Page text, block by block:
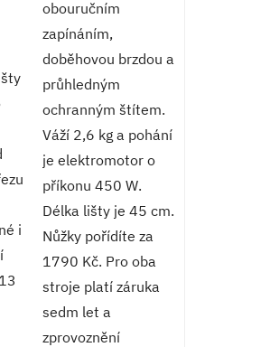
i
obouručním
zapínáním,
doběhovou brzdou a
průhledným
ochranným štítem.
Váží 2,6 kg a pohání
je elektromotor o
příkonu 450 W.
Délka lišty je 45 cm.
Nůžky pořídíte za
1790 Kč. Pro oba
stroje platí záruka
sedm let a
zprovoznění